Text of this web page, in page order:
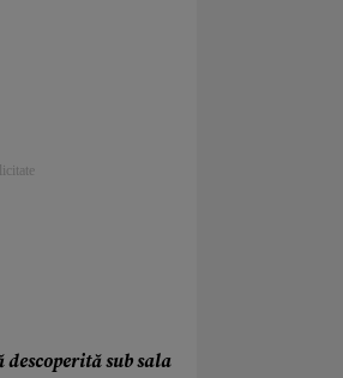
descoperită sub sala